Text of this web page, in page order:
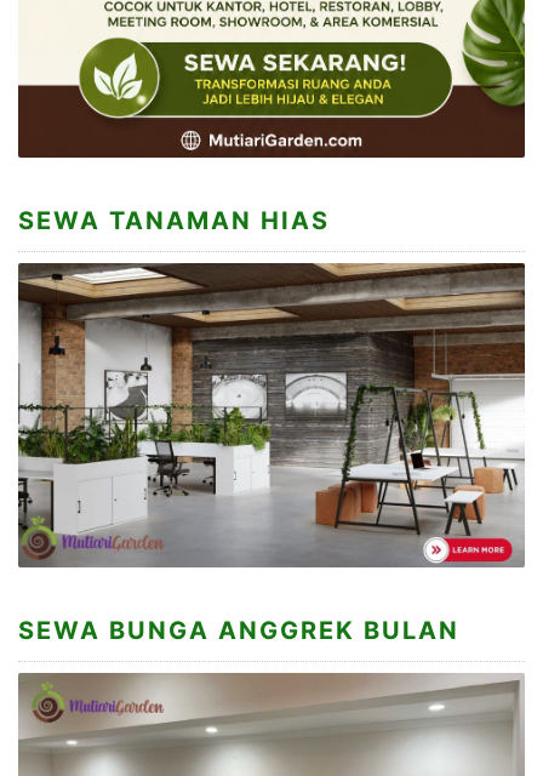
SEWA TANAMAN HIAS
SEWA BUNGA ANGGREK BULAN